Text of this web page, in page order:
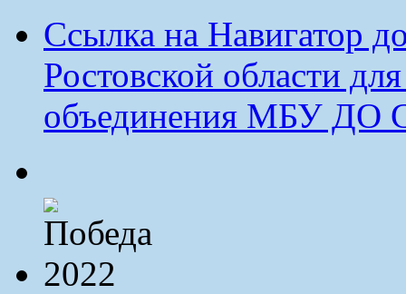
Ссылка на Навигатор
Ростовской области
объединения МБУ ДО